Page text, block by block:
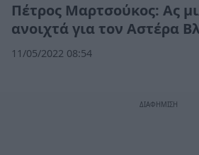
Πέτρος Μαρτσούκος: Ας
ανοιχτά για τον Αστέρα
11/05/2022 08:54